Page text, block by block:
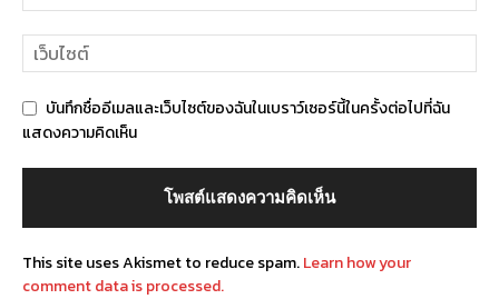
บันทึกชื่ออีเมลและเว็บไซต์ของฉันในเบราว์เซอร์นี้ในครั้งต่อไปที่ฉัน
แสดงความคิดเห็น
This site uses Akismet to reduce spam.Learn how your
comment data is processed.